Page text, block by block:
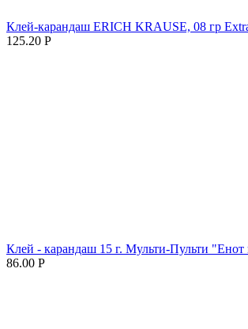
Клей-карандаш ERICH KRAUSE, 08 гр
125.20 Р
Клей - карандаш 15 г. Мульти-Пульти
86.00 Р